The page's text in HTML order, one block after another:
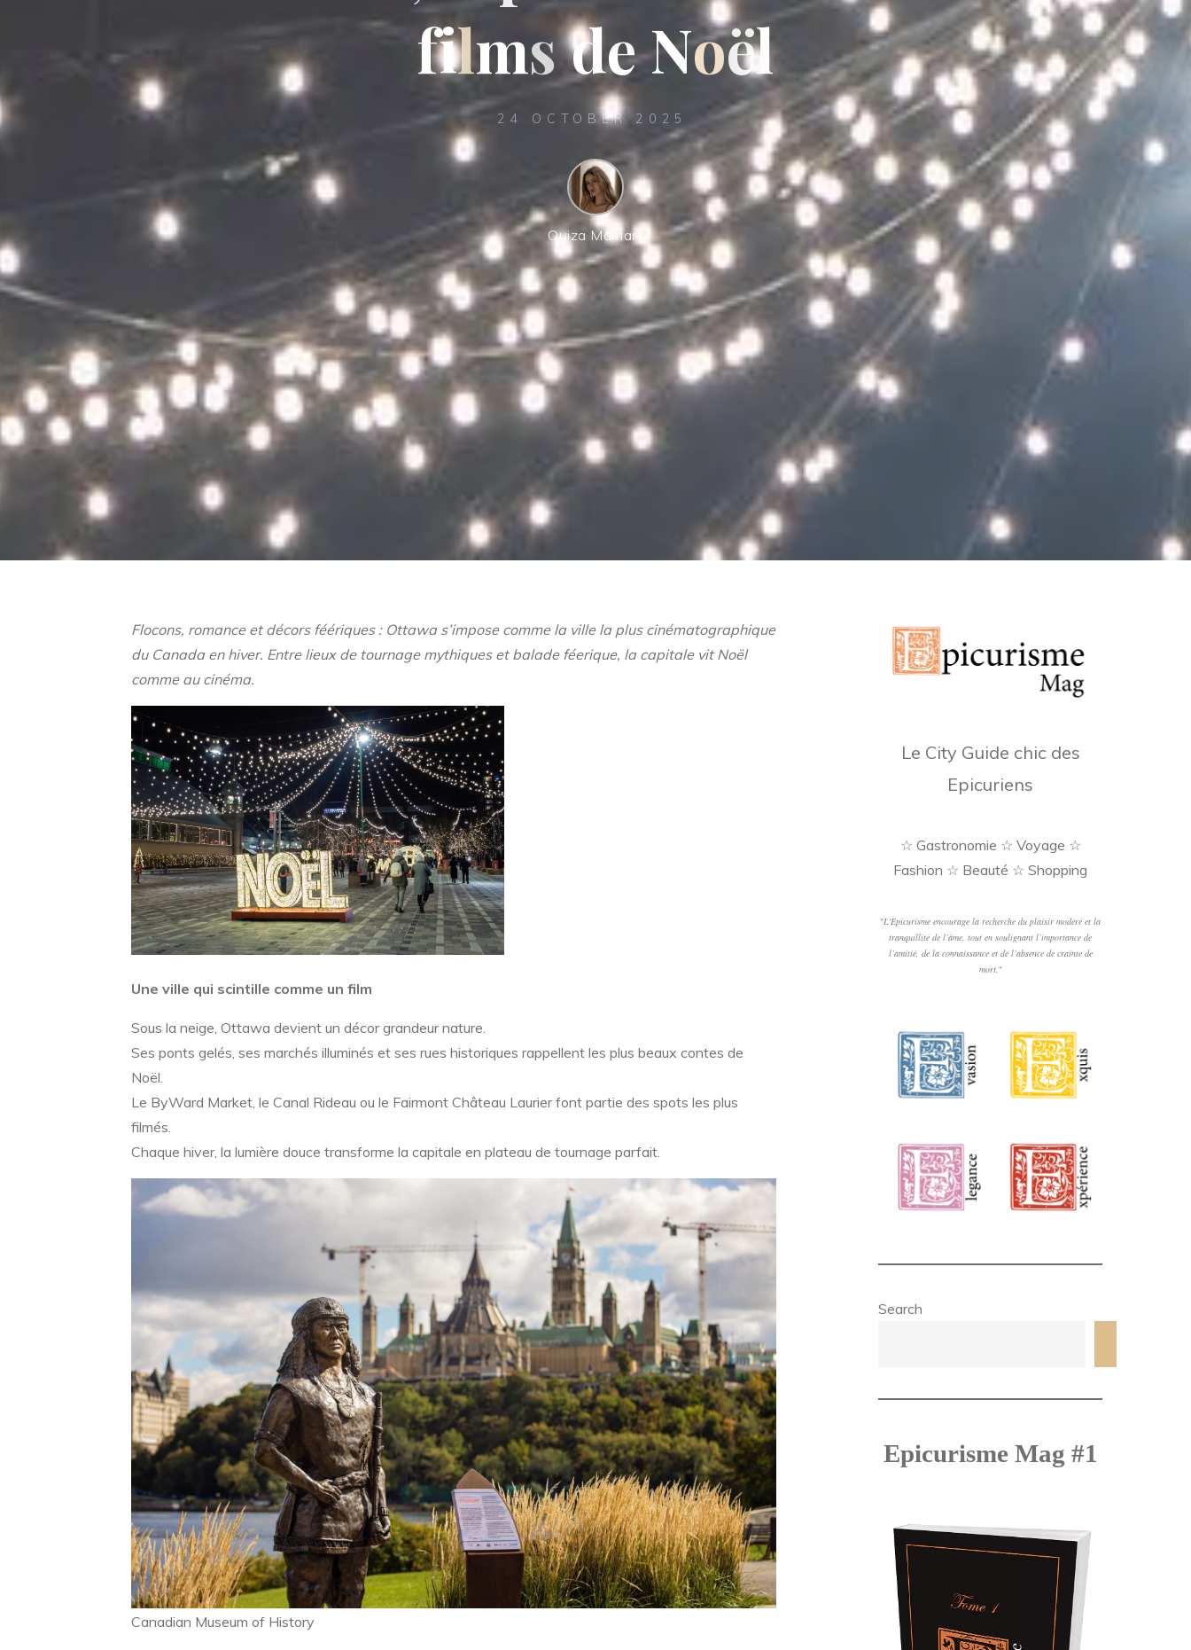
films deNoël
24 OCTOBER 2025
Ouiza Mamart
Flocons, romance et décors féériques : Ottawa s’impose comme la ville la plus cinématographique
du Canada en hiver. Entre lieux de tournage mythiques et balade féerique, la capitale vit Noël
comme au cinéma.
Une ville qui scintille comme un film
Sous la neige, Ottawa devient un décor grandeur nature.
Ses ponts gelés, ses marchés illuminés et ses rues historiques rappellent les plus beaux contes de
Noël.
Le ByWard Market, le Canal Rideau ou le Fairmont Château Laurier font partie des spots les plus
filmés.
Chaque hiver, la lumière douce transforme la capitale en plateau de tournage parfait.
Canadian Museum of History
Le City Guide chic des
Epicuriens
☆ Gastronomie ☆ Voyage ☆
Fashion ☆ Beauté ☆ Shopping
"L'Epicurisme encourage la recherche du plaisir modéré et la
tranquillité de l’âme, tout en soulignant l’importance de
l’amitié, de la connaissance et de l’absence de crainte de
mort. "
Search
Epicurisme Mag #1